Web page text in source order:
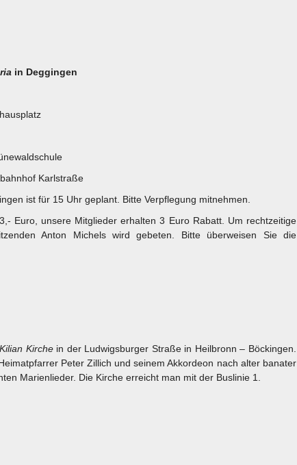
in Deggingen
Karlstraße
ist für 15 Uhr geplant. Bitte Verpflegung mitnehmen.
Euro, unsere Mitglieder erhalten 3 Euro Rabatt. Um rechtzeitige
Anton Michels wird gebeten. Bitte überweisen Sie die
Kirchein der Ludwigsburger Straße in Heilbronn – Böckingen.
Peter Zillich und seinem Akkordeon nach alter banater
Marienlieder. Die Kirche erreicht man mit der Buslinie 1.